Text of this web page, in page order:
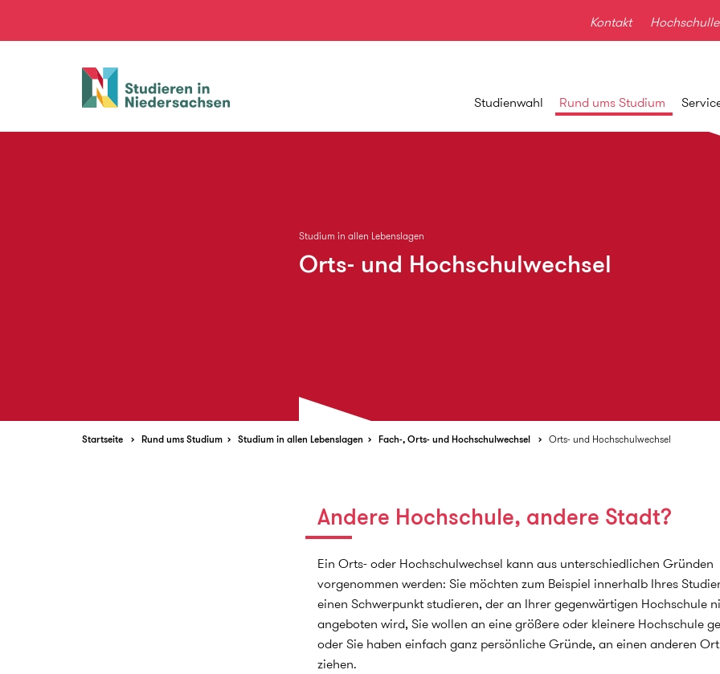
Kontakt
Studieren
in
Studienwahl Rund ums Studium
Studium in allen Lebenslagen
Orts- und Hochschulwechsel
Startseite Rund ums Studium Studium in allen Lebenslagen Fach-, Orts- und Hochschulwechsel Orts- und Hochschulwechsel
Andere Hochschule, andere Stadt?
Ein Orts- oder Hochschulwechsel kann aus unterschiedlichen Gründen
vorgenommen werden: Sie möchten zum Beispiel innerhalb Ihres
einen Schwerpunkt studieren, der an Ihrer gegenwärtigen Hochschule
angeboten wird, Sie wollen an eine größere oder kleinere Hochschule
oder Sie haben einfach ganz persönliche Gründe, an einen anderen
ziehen.